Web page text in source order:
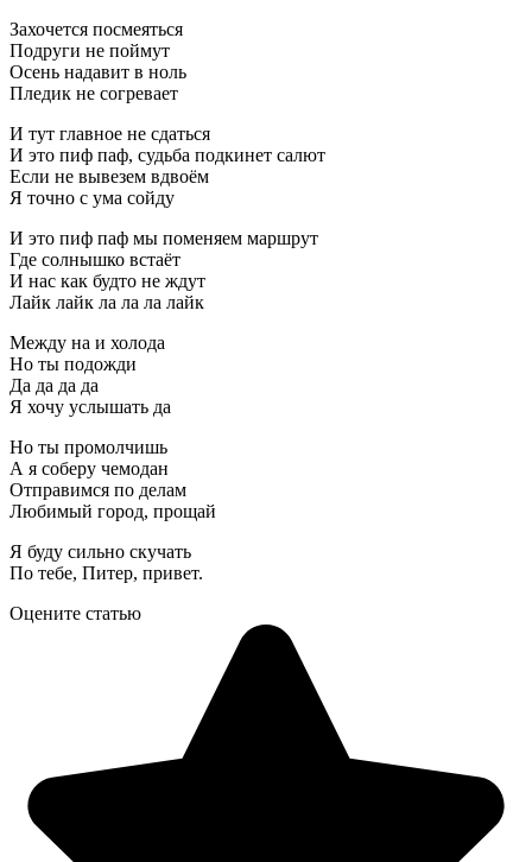
Захочется посмеяться
Подруги не поймут
Осень надавит в ноль
Пледик не согревает
И тут главное не сдаться
И это пиф паф, судьба подкинет салют
Если не вывезем вдвоём
Я точно с ума сойду
И это пиф паф мы поменяем маршрут
Где солнышко встаёт
И нас как будто не ждут
Лайк лайк ла ла ла лайк
Между на и холода
Но ты подожди
Да да да да
Я хочу услышать да
Но ты промолчишь
А я соберу чемодан
Отправимся по делам
Любимый город, прощай
Я буду сильно скучать
По тебе, Питер, привет.
Оцените статью